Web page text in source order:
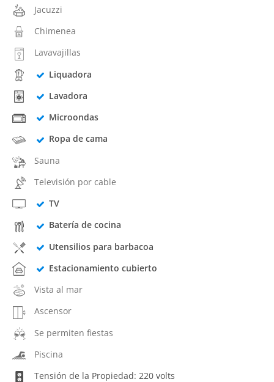
Jacuzzi
Chimenea
Lavavajillas
Liquadora
Lavadora
Microondas
Ropa de cama
Sauna
Televisión por cable
TV
Batería de cocina
Utensilios para barbacoa
Estacionamiento cubierto
Vista al mar
Ascensor
Se permiten fiestas
Piscina
Tensión de la Propiedad: 220 volts